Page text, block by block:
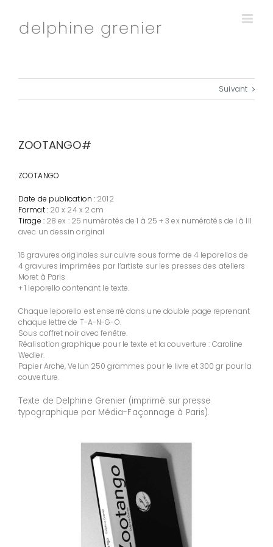
contenu
Suivant
ZOOTANGO#
ZOOTANGO
Date de publication : 2012
Format :20 x 24 x 2 cm
Tirage :28 ex : 25 numérotés de 1 à 25 + 3 ex numérotés de I à III
avec un dessin original
16 gravures originales sur cuivre sous forme de 4 leporellos de
4 gravures imprimées par l’artiste sur les presses des ateliers
Moret à Paris
+ 1 leporello contenant le texte.
Chaque leporello est enserré dans une double page reprenant
chaque lettre de T-A-N-G-O.
Sous coffret noir avec fenêtre.
Réalisation graphique pour le texte et la couverture : Caroline
Wedier.
Papier Arche, Velun 250 grammes pour le livre et 300 gr pour la
couverture.
Texte de Delphine Grenier (imprimé sur presse
typographique par Média-Façonnage à Paris).